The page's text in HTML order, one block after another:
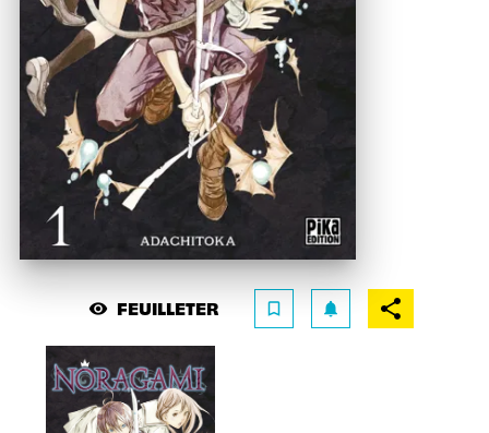
visibility FEUILLETER bookmark_border notifications